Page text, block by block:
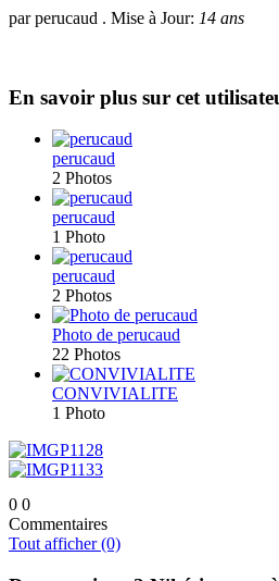
par perucaud . Mise à Jour: 14 ans
En savoir plus sur cet
perucaud
2 Photos
perucaud
1 Photo
perucaud
2 Photos
Photo de perucaud
22 Photos
CONVIVIALITE
1 Photo
0 0
Commentaires
Tout afficher (0)